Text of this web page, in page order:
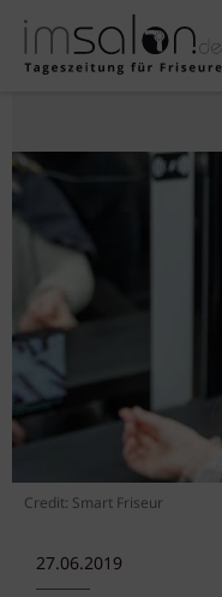
Credit: Smart Friseur
27.06.2019